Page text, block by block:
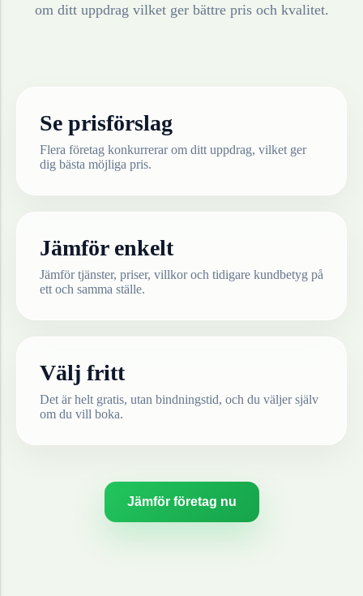
om ditt uppdrag vilket ger bättre pris och kvalitet.
Se prisförslag
Flera företag konkurrerar om ditt uppdrag, vilket ger
dig bästa möjliga pris.
Jämför enkelt
Jämför tjänster, priser, villkor och tidigare kundbetyg på
ett och samma ställe.
Välj fritt
Det är helt gratis, utan bindningstid, och du väljer själv
om du vill boka.
Jämför företag nu